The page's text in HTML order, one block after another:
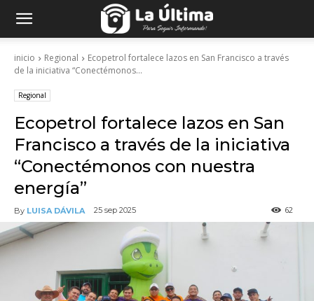
inicio Regional
Ecopetrol fortalece lazos en San Francisco a través
de la iniciativa “Conectémonos...
Regional
Ecopetrol fortalece lazos en San
Francisco a través de la iniciativa
“Conectémonos con nuestra
energía”
By LUISA DÁVILA 25 sep 2025 62